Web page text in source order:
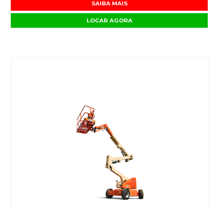
SAIBA MAIS
LOCAR AGORA